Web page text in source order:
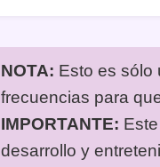
NOTA: Esto es sólo
frecuencias para
IMPORTANTE:
desarrollo y